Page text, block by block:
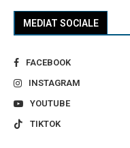
MEDIAT SOCIALE
FACEBOOK
INSTAGRAM
YOUTUBE
TIKTOK